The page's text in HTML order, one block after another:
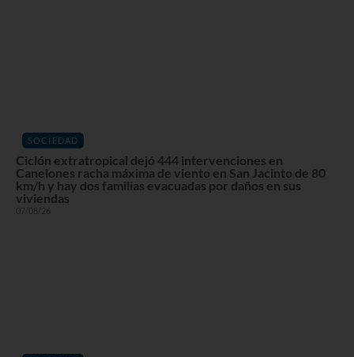
SOCIEDAD
Ciclón extratropical dejó 444 intervenciones en
Canelones racha máxima de viento en San Jacinto de 80
km/h y hay dos familias evacuadas por daños en sus
viviendas
07/08/26